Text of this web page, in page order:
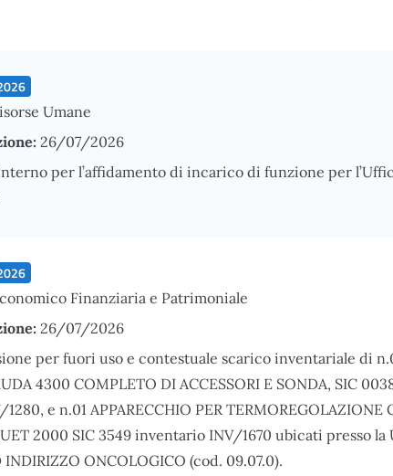
Umane
26/07/2026
per l’affidamento di incarico di funzione per
Finanziaria e Patrimoniale
26/07/2026
per fuori uso e contestuale scarico inventariale di
4300 COMPLETO DI ACCESSORI E SONDA, SIC
e n.01 APPARECCHIO PER TERMOREGOLAZIONE
2000 SIC 3549 inventario INV/1670 ubicati presso la
INDIRIZZO ONCOLOGICO (cod. 09.07.0).